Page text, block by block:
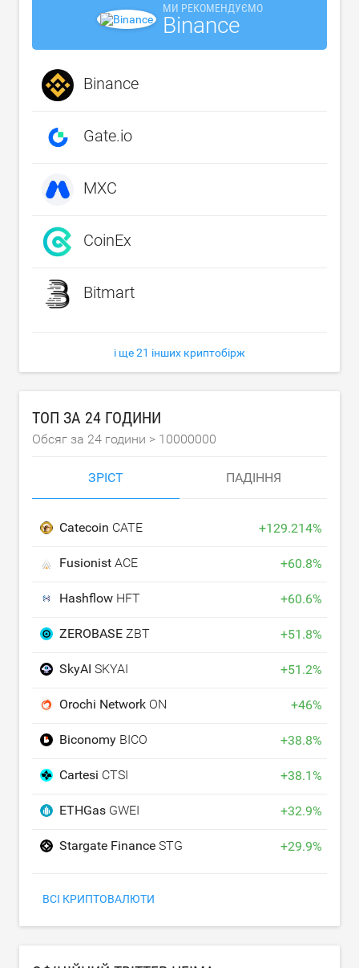
МИ РЕКОМЕНДУЄМО
Binance
Binance
Gate.io
MXC
CoinEx
Bitmart
і ще 21 інших криптобірж
ТОП ЗА 24 ГОДИНИ
Обсяг за 24 години > 10000000
ЗРІСТ ПАДІННЯ
Catecoin CATE +129.214%
Fusionist ACE +60.8%
Hashflow HFT +60.6%
ZEROBASE ZBT +51.8%
SkyAI SKYAI +51.2%
Orochi Network ON +46%
Biconomy BICO +38.8%
Cartesi CTSI +38.1%
ETHGas GWEI +32.9%
Stargate Finance STG +29.9%
ВСІ КРИПТОВАЛЮТИ